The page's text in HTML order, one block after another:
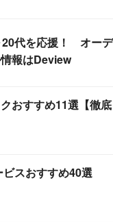
20代を応援！ オーデ
報はDeview
おすすめ11選【徹底
スおすすめ40選